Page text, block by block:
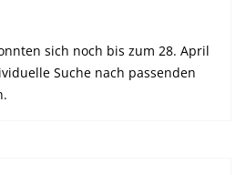
sich noch bis zum 28. April
Suche nach passenden